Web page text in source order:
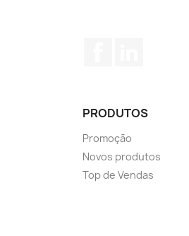
PRODUTOS
Promoção
Novos produtos
Top de Vendas